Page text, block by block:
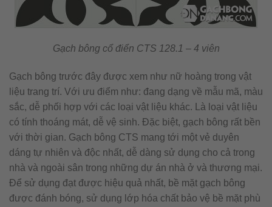
Gạch bông cổ điển CTS 128.1 – 4 viên
Gạch bông trước đây được xem như nữ hoàng trong vật
liệu trang trí. Với ưu điểm như: đang dạng về mẫu mã, màu
sắc, dễ phối hợp với các loại vật liệu khác. Là loại vật liệu
có tính thoáng mát, dễ vệ sinh. Đặc biệt, gạch bông rất bền
với thời gian. Gạch bông CTS mang tới một vẻ duyên
dáng tự nhiên và độc nhất, dễ dàng sử dụng cho cả trong
nhà và ngoài sân trong những dự án nhà ở và thương mại.
Để sử dụng đạt được hiệu quả nhất, bề mặt gạch bông
được đánh bóng, sử dụng lớp hóa chất bảo vệ bề mặt phù